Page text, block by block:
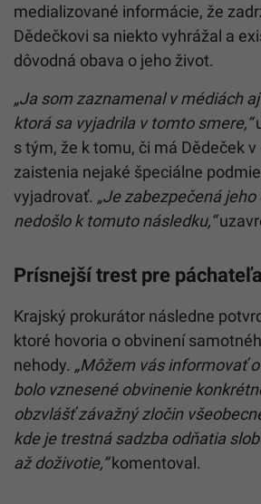
medializované informácie, že
Dědečkovi sa niekto vyhrážal a
dôvodná obava o jeho život.
„Ja som zaznamenal v médiách
ktorá sa vyjadrila v tomto smere,“
s tým, že k tomu, či má Dědeček
zaistenia nejaké špeciálne
vyjadrovať. „Je zabezpečená
nedošlo k tomuto následku,“
Prísnejší trest pre páchateľa
Krajský prokurátor následne
ktoré hovoria o obvinení
nehody. „Môžem vás informovať
bolo vznesené obvinenie
obzvlášť závažný zločin
kde je trestná sadzba odňatia
až doživotie,“komentoval.